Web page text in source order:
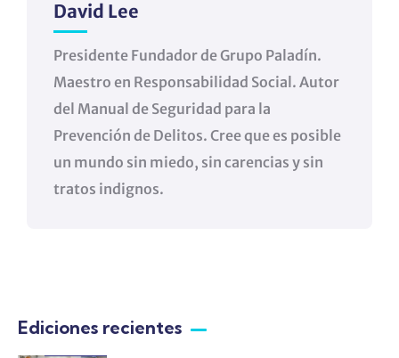
David Lee
Presidente Fundador de Grupo Paladín.
Maestro en Responsabilidad Social. Autor
del Manual de Seguridad para la
Prevención de Delitos. Cree que es posible
un mundo sin miedo, sin carencias y sin
tratos indignos.
Ediciones recientes